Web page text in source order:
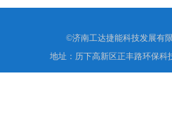
©济南工达捷能科技发展有
地址：历下高新区正丰路环保科